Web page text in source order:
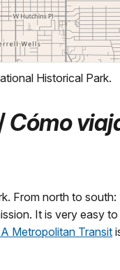
Historical Park.
Cómo
From north to
It is very easy
Metropolitan Transit